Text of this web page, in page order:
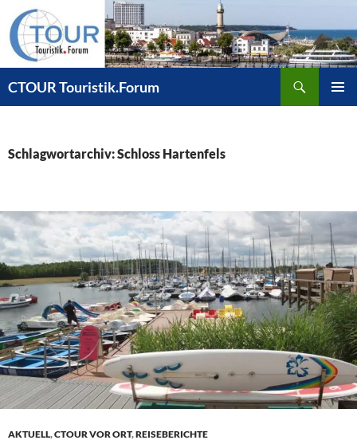
Zum
Inhalt
springen
CTOUR Touristik.Forum
Schlagwortarchiv: Schloss Hartenfels
AKTUELL,CTOUR VOR ORT,REISEBERICHTE